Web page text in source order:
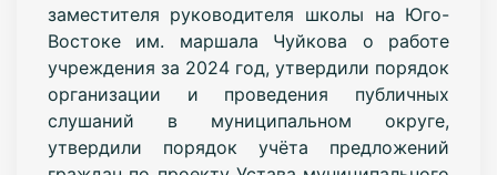
заместителя руководителя школы на Юго-
Востоке им. маршала Чуйкова о работе
учреждения за 2024 год, утвердили порядок
организации и проведения публичных
слушаний в муниципальном округе,
утвердили порядок учёта предложений